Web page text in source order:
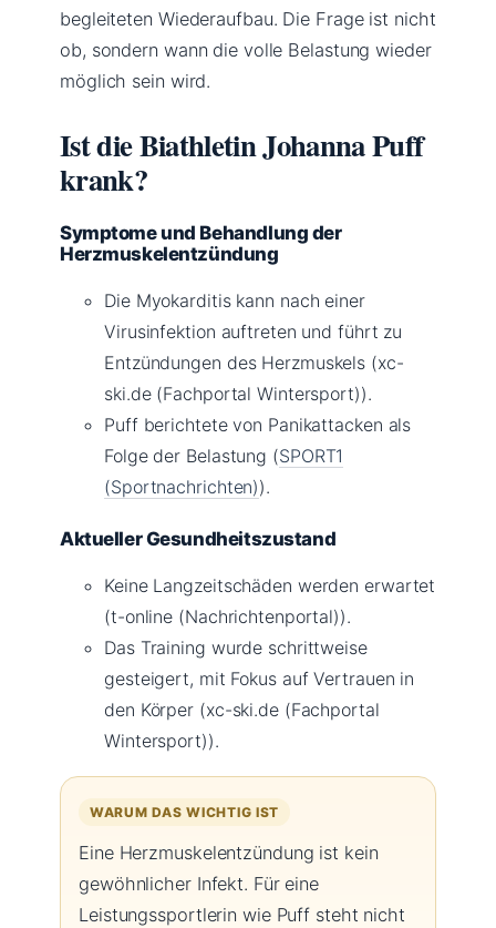
begleiteten Wiederaufbau. Die Frage ist nicht
ob, sondern wann die volle Belastung wieder
möglich sein wird.
Ist die Biathletin Johanna Puff
krank?
Symptome und Behandlung der
Herzmuskelentzündung
Die Myokarditis kann nach einer
Virusinfektion auftreten und führt zu
Entzündungen des Herzmuskels (xc-
ski.de (Fachportal Wintersport)).
Puff berichtete von Panikattacken als
Folge der Belastung (SPORT1
(Sportnachrichten)).
Aktueller Gesundheitszustand
Keine Langzeitschäden werden erwartet
(t-online (Nachrichtenportal)).
Das Training wurde schrittweise
gesteigert, mit Fokus auf Vertrauen in
den Körper (xc-ski.de (Fachportal
Wintersport)).
WARUM DAS WICHTIG IST
Eine Herzmuskelentzündung ist kein
gewöhnlicher Infekt. Für eine
Leistungssportlerin wie Puff steht nicht